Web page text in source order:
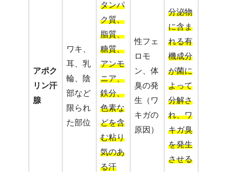
アポク
リン汗
腺
ワキ、
耳、乳
輪、陰
部など
限られ
た部位
タンパ
ク質、
脂質、
糖質、
アンモ
ニア、
鉄分、
色素な
どを含
む粘り
気のあ
る汗
性フェ
ロモ
ン、体
臭の発
生（ワ
キガの
原因）
分泌物
に含ま
れる有
機成分
が菌に
よって
分解さ
れ、ワ
キガ臭
を発生
させる